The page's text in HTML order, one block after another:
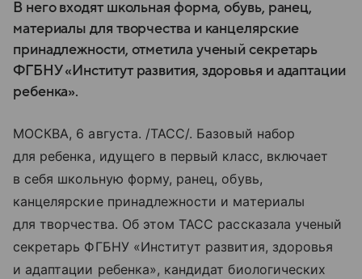
В него входят школьная форма, обувь, ранец,
материалы для творчества и канцелярские
принадлежности, отметила ученый секретарь
ФГБНУ «Институт развития, здоровья и адаптации
ребенка».
МОСКВА, 6 августа. /ТАСС/. Базовый набор
для ребенка, идущего в первый класс, включает
в себя школьную форму, ранец, обувь,
канцелярские принадлежности и материалы
для творчества. Об этом ТАСС рассказала ученый
секретарь ФГБНУ «Институт развития, здоровья
и адаптации ребенка», кандидат биологических